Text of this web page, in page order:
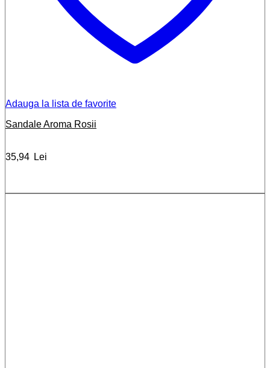
Adauga la lista de favorite
Sandale Aroma Rosii
35,94 Lei